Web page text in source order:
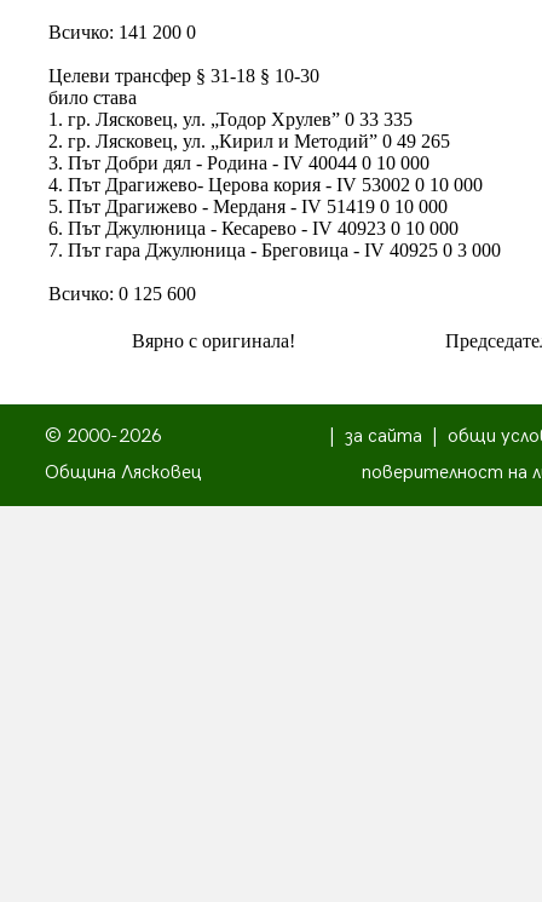
Всичко: 141 200 0
Целеви трансфер § 31-18 § 10-30
било става
1. гр. Лясковец, ул. „Тодор Хрулев” 0 33 335
2. гр. Лясковец, ул. „Кирил и Методий” 0 49 265
3. Път Добри дял - Родина - ІV 40044 0 10 000
4. Път Драгижево- Церова кория - ІV 53002 0 10 000
5. Път Драгижево - Мерданя - ІV 51419 0 10 000
6. Път Джулюница - Кесарево - ІV 40923 0 10 000
7. Път гара Джулюница - Бреговица - ІV 40925 0 3 000
Всичко: 0 125 600
Вярно с оригинала!
© 2000-2026
Община Лясковец
за сайта
общи
поверителност на